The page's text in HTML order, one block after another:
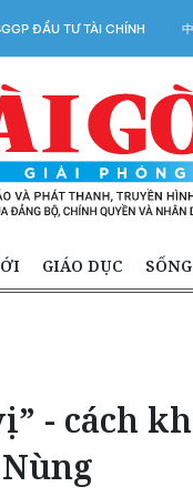
ĐẦU TƯ TÀI CHÍNH
GIÁO DỤC
- cách